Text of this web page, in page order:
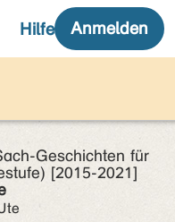
Geschichten für
[2015-2021]